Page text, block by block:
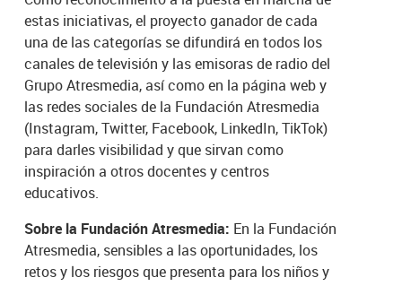
estas iniciativas, el proyecto ganador de cada
una de las categorías se difundirá en todos los
canales de televisión y las emisoras de radio del
Grupo Atresmedia, así como en la página web y
las redes sociales de la Fundación Atresmedia
(Instagram, Twitter, Facebook, LinkedIn, TikTok)
para darles visibilidad y que sirvan como
inspiración a otros docentes y centros
educativos.
Sobre la Fundación Atresmedia: En la Fundación
Atresmedia, sensibles a las oportunidades, los
retos y los riesgos que presenta para los niños y